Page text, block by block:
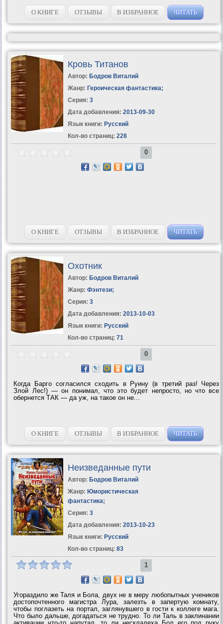
О КНИГЕ ОТЗЫВЫ В ИЗБРАННОЕ ЧИТАТЬ
Кровь Титанов
Автор: Бодров Виталий
Жанр: Героическая фантастика;
Серия: 3
Дата добавления: 2013-09-30
Язык книги: Русский
Кол-во страниц: 228
0
О КНИГЕ ОТЗЫВЫ В ИЗБРАННОЕ ЧИТАТЬ
Охотник
Автор: Бодров Виталий
Жанр: Фэнтези;
Серия: 3
Дата добавления: 2013-10-03
Язык книги: Русский
Кол-во страниц: 71
0
Когда Барго согласился сходить в Руину (в третий раз! Через
Злой Лес!) — он понимал, что это будет непросто, но что все
обернется ТАК — да уж, на такое он не...
О КНИГЕ ОТЗЫВЫ В ИЗБРАННОЕ ЧИТАТЬ
Неизведанные пути
Автор: Бодров Виталий
Жанр: Юмористическая
фантастика;
Серия: 3
Дата добавления: 2013-10-23
Язык книги: Русский
Кол-во страниц: 83
1
Угораздило же Таля и Бола, двух не в меру любопытных учеников
достопочтенного магистра Лура, залезть в запертую комнату,
чтобы поглазеть на портал, заглянувшего в гости к коллеге мага.
Что было дальше, догадаться не трудно. То ли Таль в заклинании